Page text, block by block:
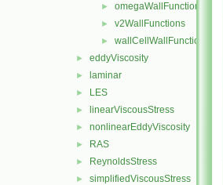
► omegaWallFunctions
► v2WallFunctions
► wallCellWallFunction
► eddyViscosity
► laminar
► LES
► linearViscousStress
► nonlinearEddyViscosity
► RAS
► ReynoldsStress
► simplifiedViscousStress